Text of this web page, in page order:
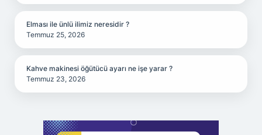
Elması ile ünlü ilimiz neresidir ?
Temmuz 25, 2026
Kahve makinesi öğütücü ayarı ne işe yarar ?
Temmuz 23, 2026